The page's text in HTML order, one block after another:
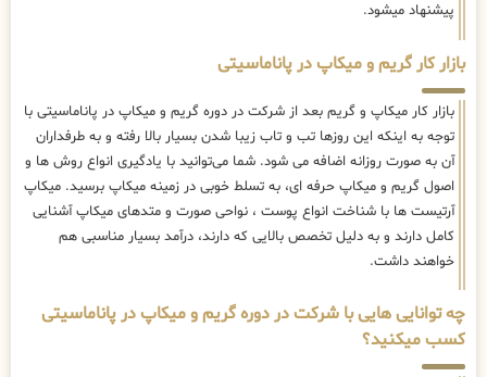
پیشنهاد میشود.
بازار کار گریم و میکاپ در پاناماسیتی
بازار کار میکاپ و گریم بعد از شرکت در دوره گریم و میکاپ در پاناماسیتی با
توجه به اینکه این روزها تب و تاب زیبا شدن بسیار بالا رفته و به طرفداران
آن به صورت روزانه اضافه می شود. شما می‌توانید با یادگیری انواع روش ها و
اصول گریم و میکاپ حرفه ای، به تسلط خوبی در زمینه میکاپ برسید. میکاپ
آرتیست ها با شناخت انواع پوست ، نواحی صورت و متدهای میکاپ آشنایی
کامل دارند و به دلیل تخصص بالایی که دارند، درآمد بسیار مناسبی هم
خواهند داشت.
چه توانایی هایی با شرکت در دوره گریم و میکاپ در پاناماسیتی
کسب میکنید؟